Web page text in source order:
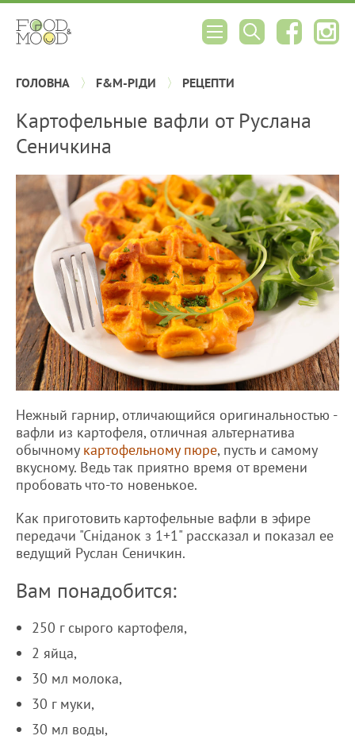
ГОЛОВНА F&M-РІДИ РЕЦЕПТИ
Картофельные вафли от Руслана
Сеничкина
Нежный гарнир, отличающийся оригинальностью -
вафли из картофеля, отличная альтернатива
обычному картофельному пюре, пусть и самому
вкусному. Ведь так приятно время от времени
пробовать что-то новенькое.
Как приготовить картофельные вафли в эфире
передачи "Сніданок з 1+1" рассказал и показал ее
ведущий Руслан Сеничкин.
Вам понадобится:
250 г сырого картофеля,
2 яйца,
30 мл молока,
30 г муки,
30 мл воды,